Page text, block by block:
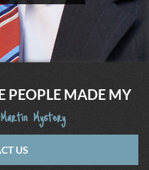
PEOPLE MADE MY
Mystery
US